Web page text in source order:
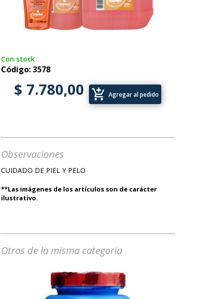
Con stock
Código: 3578
$ 7.780,00 add_shopping_cart Agregar al pedido
Observaciones
CUIDADO DE PIEL Y PELO
**Las imágenes de los artículos son de carácter
ilustrativo.
Otros de la misma categoria